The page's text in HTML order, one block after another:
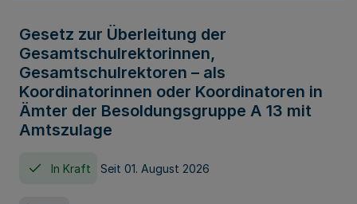
Gesetz zur Überleitung der
Gesamtschulrektorinnen,
Gesamtschulrektoren – als
Koordinatorinnen oder Koordinatoren in
Ämter der Besoldungsgruppe A 13 mit
Amtszulage
In Kraft Seit 01. August 2026